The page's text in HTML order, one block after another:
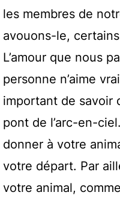
les membres de
avouons-le,
L’amour que nous
personne n’aime
important de savoir
pont de l’arc-en-
donner à votre
votre départ. Par
votre animal, comme